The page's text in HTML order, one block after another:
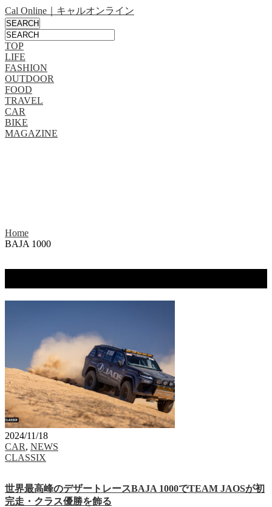
Cal Online｜キャルオンライン
TOP
LIFE
FASHION
OUTDOOR
FOOD
TRAVEL
CAR
BIKE
MAGAZINE
Home
BAJA 1000
2024/11/18
CAR, NEWS
CLASSIX
世界最高峰のデザートレースBAJA 1000でTEAM JAOSが初
完走・クラス優勝を飾る